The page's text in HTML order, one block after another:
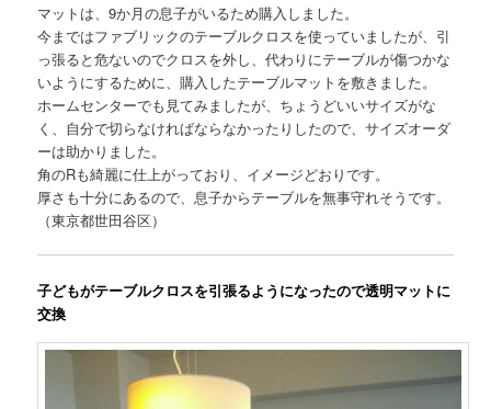
マットは、9か月の息子がいるため購入しました。
今まではファブリックのテーブルクロスを使っていましたが、引
っ張ると危ないのでクロスを外し、代わりにテーブルが傷つかな
いようにするために、購入したテーブルマットを敷きました。
ホームセンターでも見てみましたが、ちょうどいいサイズがな
く、自分で切らなければならなかったりしたので、サイズオーダ
ーは助かりました。
角のRも綺麗に仕上がっており、イメージどおりです。
厚さも十分にあるので、息子からテーブルを無事守れそうです。
（東京都世田谷区）
子どもがテーブルクロスを引張るようになったので透明マットに
交換